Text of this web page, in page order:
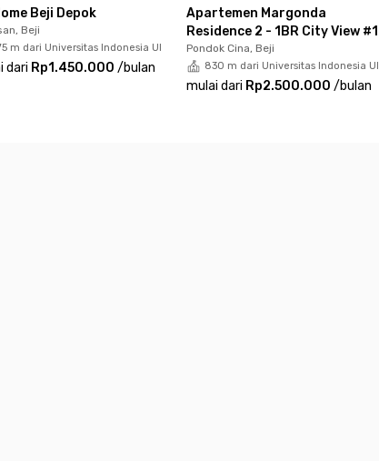
Beji Depok
Beji
m dari Universitas Indonesia UI
dari Rp1.450.000 /bulan
Apartemen Margonda
Residence 2 - 1BR City View #1
Pondok Cina, Beji
830 m dari Universitas Indonesia UI
mulai dari Rp2.500.000 /bulan